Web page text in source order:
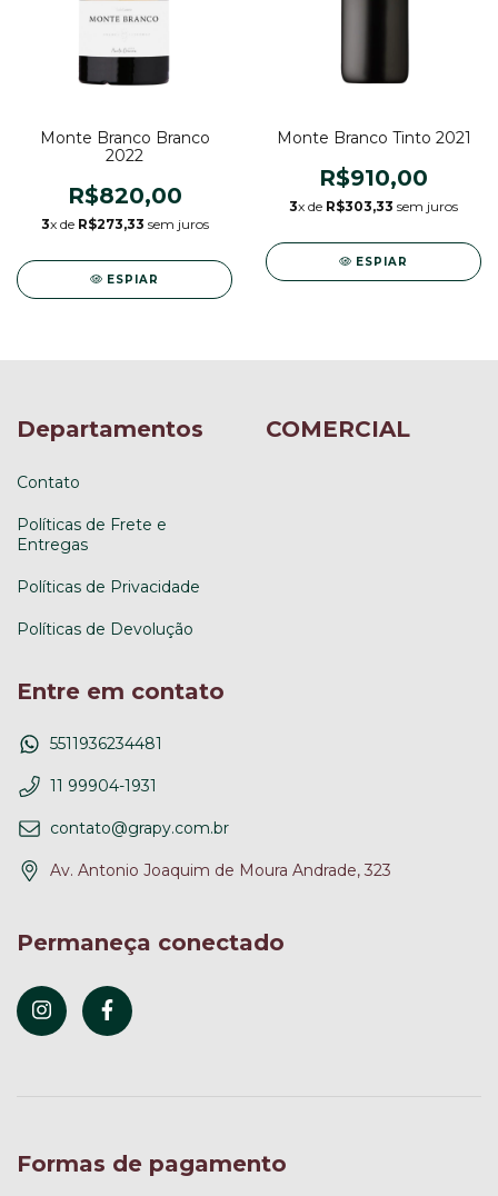
Monte Branco Branco
2022
R$820,00
3x de R$273,33 sem juros
ESPIAR
Monte Branco Tinto 2021
R$910,00
3x de R$303,33 sem juros
ESPIAR
Departamentos
Contato
Políticas de Frete e
Entregas
Políticas de Privacidade
Políticas de Devolução
COMERCIAL
Entre em contato
5511936234481
11 99904-1931
contato@grapy.com.br
Av. Antonio Joaquim de Moura Andrade, 323
Permaneça conectado
Formas de pagamento